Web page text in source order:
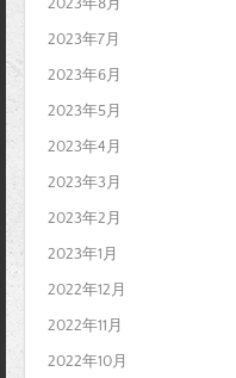
2023年8月
2023年7月
2023年6月
2023年5月
2023年4月
2023年3月
2023年2月
2023年1月
2022年12月
2022年11月
2022年10月